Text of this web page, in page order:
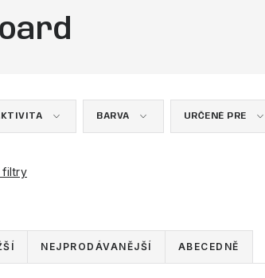
BARVA URČENÉ PRE
filtry
NEJPRODÁVANĚJŠÍ ABECEDNĚ